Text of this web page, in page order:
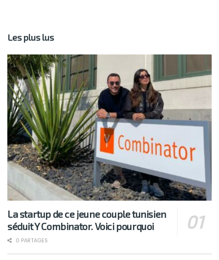
Les plus lus
La startup de ce jeune couple tunisien
séduit Y Combinator. Voici pourquoi
0 PARTAGES